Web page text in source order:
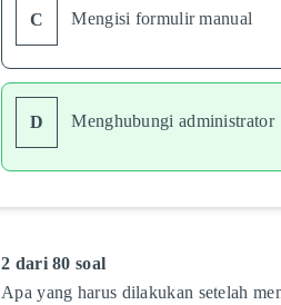
C Mengisi formulir manual
D Menghubungi administrator
2 dari 80 soal
Apa yang harus dilakukan setelah